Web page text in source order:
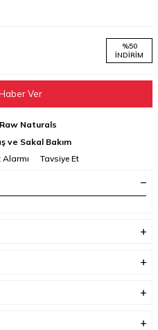
%50
İNDIRIM
Ver
Raw Naturals
ve Sakal Bakım
Tavsiye Et